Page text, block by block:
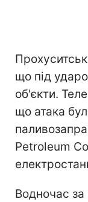
що під
об'єкти.
що атака
Petroleum
Водночас